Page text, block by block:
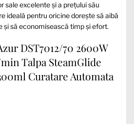
sale excelente și a prețului său
ideală pentru oricine dorește să aibă
și să economisească timp și efort.
DST7012/70 2600W
Talpa SteamGlide
Curatare Automata